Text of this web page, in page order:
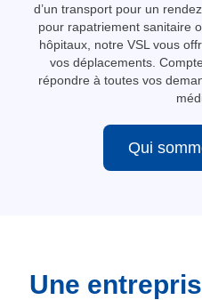
d’un transport pour un
pour rapatriement sanitaire
hôpitaux, notre VSL vous
vos déplacements.
répondre à toutes vos
Qui
Une